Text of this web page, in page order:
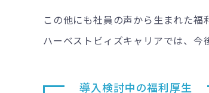
この他にも社員の声から生まれた福
ハーベストビィズキャリアでは、今
導入検討中の福利厚生